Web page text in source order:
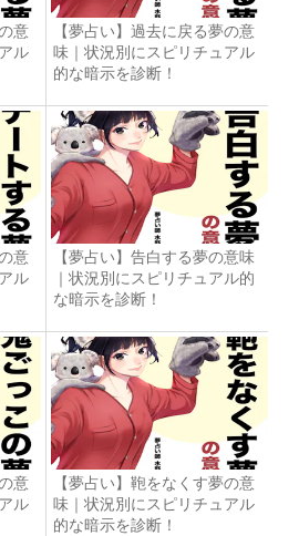
意
ル
【夢占い】過去に戻る夢の意
味｜状況別にスピリチュアル
的な暗示を診断！
意
ル
【夢占い】告白する夢の意味
｜状況別にスピリチュアル的
な暗示を診断！
意
ル
【夢占い】鞄をなくす夢の意
味｜状況別にスピリチュアル
的な暗示を診断！